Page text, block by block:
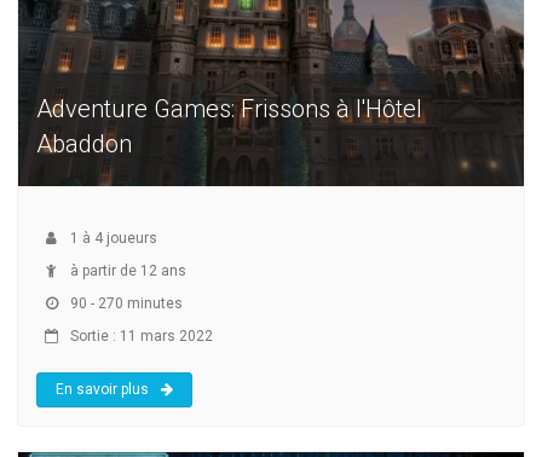
Adventure Games: Frissons à l'Hôtel
Abaddon
1 à 4 joueurs
à partir de 12 ans
90 - 270 minutes
Sortie : 11 mars 2022
En savoir plus